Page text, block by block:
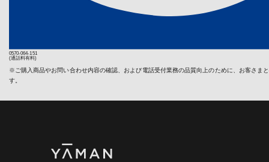
利用者は、本
当社ウェブサ
当社ウェブサ
諾するものと
保証期間
時点で保
償修理・
頼の時点
ますが、
弊社は有
ただく費
0570-064-151
(通話料有料)
※ご購入商品やお問い合わせ内容の確認、および電話受付業務の品質向上のために、お客さま
す。